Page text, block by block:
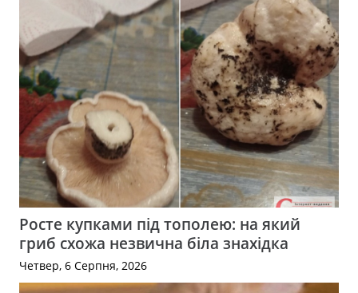
Росте купками під тополею: на який
гриб схожа незвична біла знахідка
Четвер, 6 Серпня, 2026